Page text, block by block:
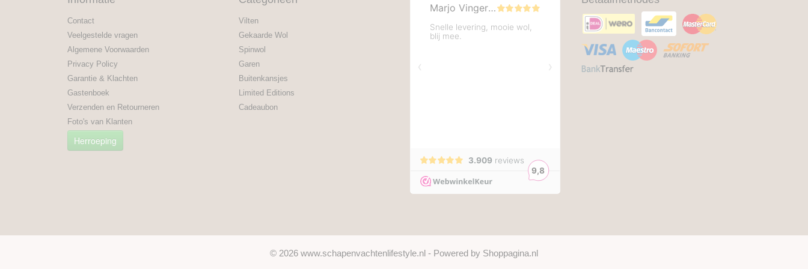
Contact
Veelgestelde vragen
Algemene Voorwaarden
Privacy Policy
Garantie & Klachten
Gastenboek
Verzenden en Retourneren
Foto's van Klanten
Herroeping
Vilten
Gekaarde Wol
Spinwol
Garen
Buitenkansjes
Limited Editions
Cadeaubon
© 2026 www.schapenvachtenlifestyle.nl - Powered by Shoppagina.nl